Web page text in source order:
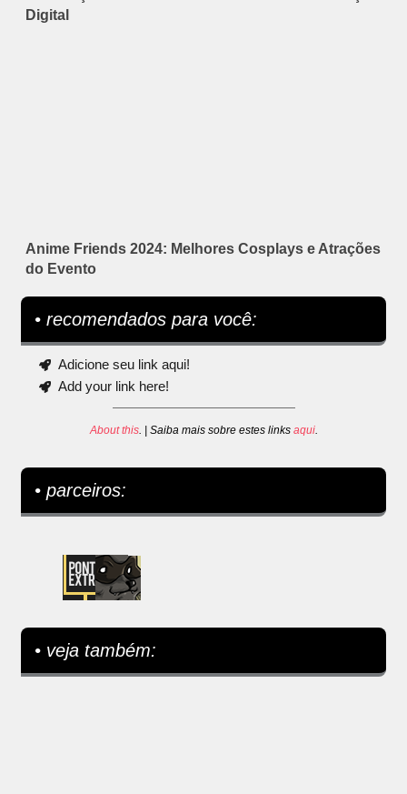
Digital
Anime Friends 2024: Melhores Cosplays e Atrações
do Evento
• recomendados para você:
Adicione seu link aqui!
Add your link here!
About this. | Saiba mais sobre estes links aqui.
• parceiros:
• veja também: